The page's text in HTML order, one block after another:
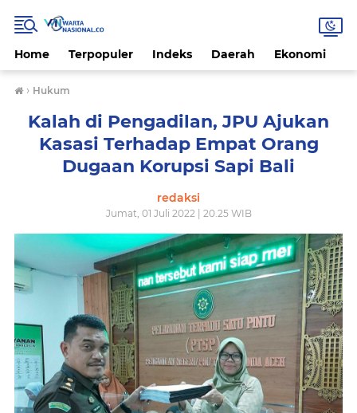
Home Terpopuler Indeks Daerah Ekonomi
› Hukum
Kalah di Pengadilan, JPU Ajukan
Kasasi Terhadap Empat Orang
Dugaan Korupsi Sapi Bali
redaksi
Jumat, 01 Juli 2022 | 20.25 WIB